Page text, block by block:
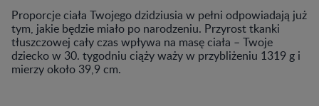
Proporcje ciała Twojego dzidziusia w pełni odpowiadają już
tym, jakie będzie miało po narodzeniu. Przyrost tkanki
tłuszczowej cały czas wpływa na masę ciała – Twoje
dziecko w 30. tygodniu ciąży waży w przybliżeniu 1319 g i
mierzy około 39,9 cm.